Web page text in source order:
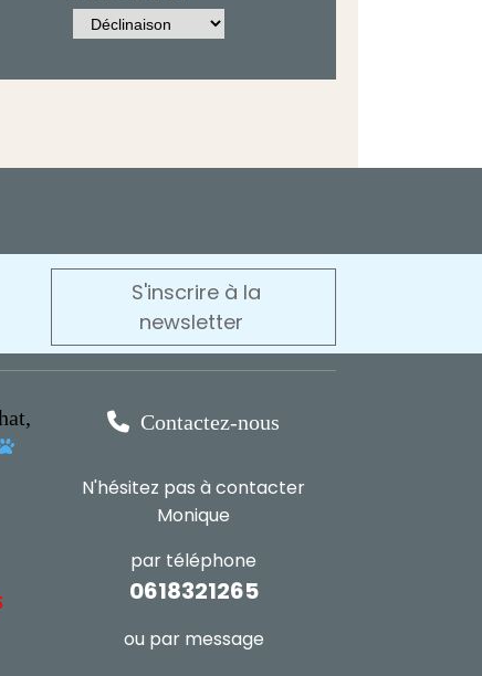
S'inscrire à la
newsletter
 Contactez-nous
N'hésitez pas à contacter
Monique
par téléphone
0618321265
ou par message